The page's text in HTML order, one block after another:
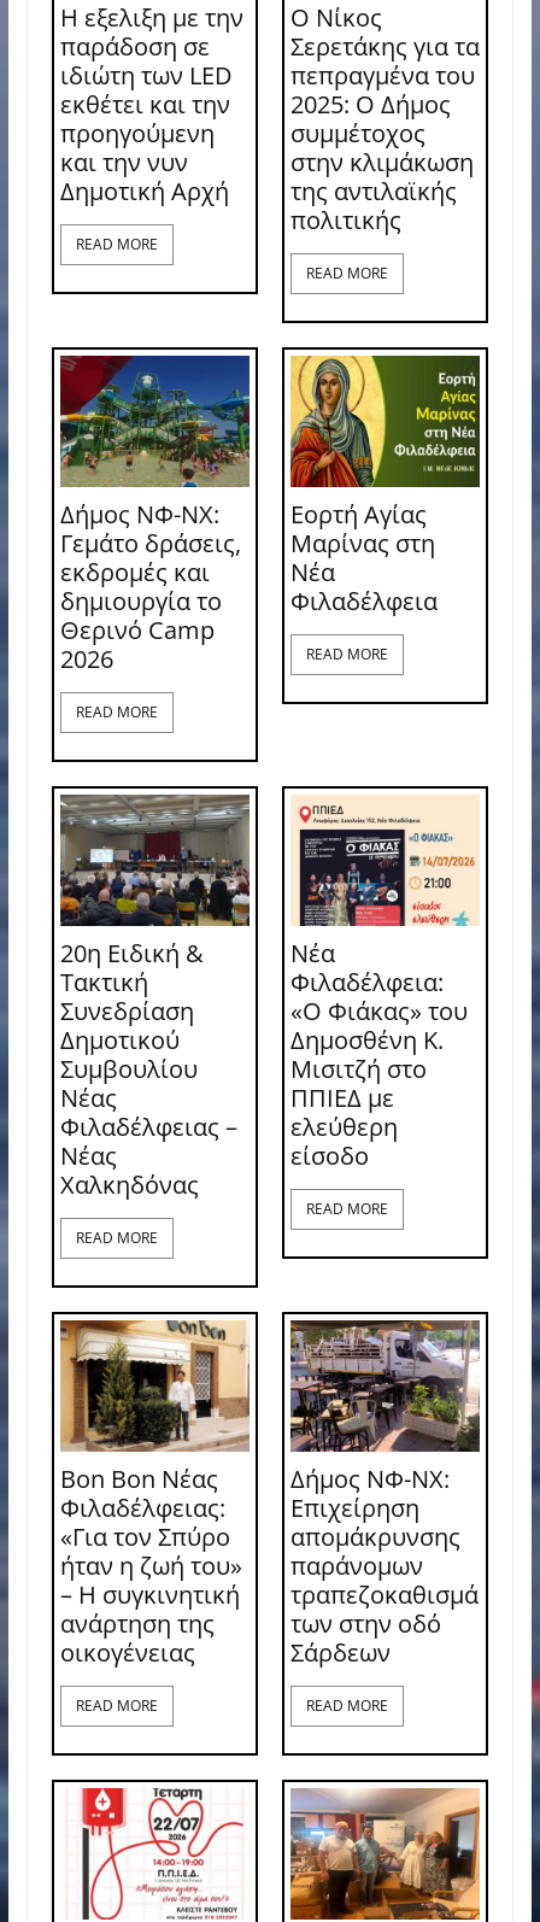
Η εξελιξη με την
παράδοση σε
ιδιώτη των LED
εκθέτει και την
προηγούμενη
και την νυν
Δημοτική Αρχή
READ MORE
Ο Νίκος
Σερετάκης για τα
πεπραγμένα του
2025: Ο Δήμος
συμμέτοχος
στην κλιμάκωση
της αντιλαϊκής
πολιτικής
READ MORE
Δήμος ΝΦ-ΝΧ:
Γεμάτο δράσεις,
εκδρομές και
δημιουργία το
Θερινό Camp
2026
READ MORE
Εορτή Αγίας
Μαρίνας στη
Νέα
Φιλαδέλφεια
READ MORE
20η Ειδική &
Τακτική
Συνεδρίαση
Δημοτικού
Συμβουλίου
Νέας
Φιλαδέλφειας –
Νέας
Χαλκηδόνας
READ MORE
Νέα
Φιλαδέλφεια:
«Ο Φιάκας» του
Δημοσθένη Κ.
Μισιτζή στο
ΠΠΙΕΔ με
ελεύθερη
είσοδο
READ MORE
Bon Bon Νέας
Φιλαδέλφειας:
«Για τον Σπύρο
ήταν η ζωή του»
– Η συγκινητική
ανάρτηση της
οικογένειας
READ MORE
Δήμος ΝΦ-ΝΧ:
Επιχείρηση
απομάκρυνσης
παράνομων
τραπεζοκαθισμά
των στην οδό
Σάρδεων
READ MORE